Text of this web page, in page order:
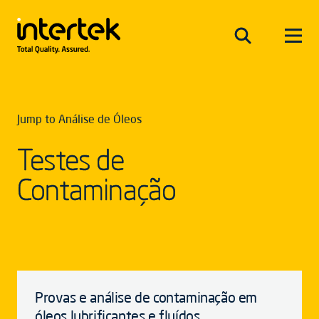
Jump to Análise de Óleos
Testes de
Contaminação
Provas e análise de contaminação em